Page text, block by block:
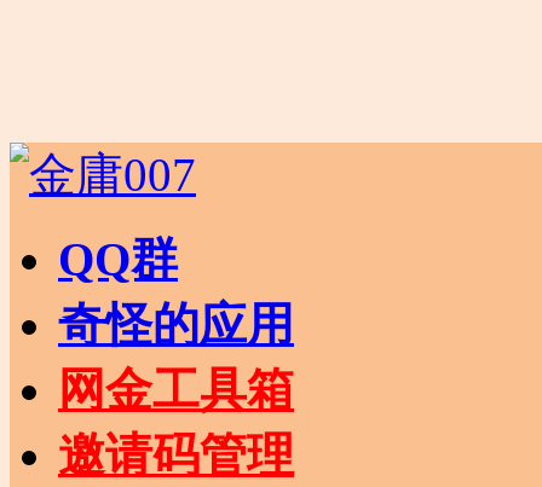
QQ群
奇怪的应用
网金工具箱
邀请码管理